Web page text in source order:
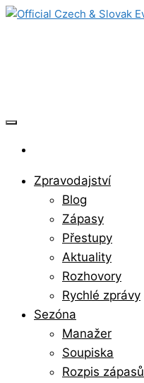
Skip
Zpravodajství
Blog
Zápasy
Přestupy
Aktuality
Rozhovory
Rychlé zprávy
Sezóna
Manažer
Soupiska
Rozpis zápasů